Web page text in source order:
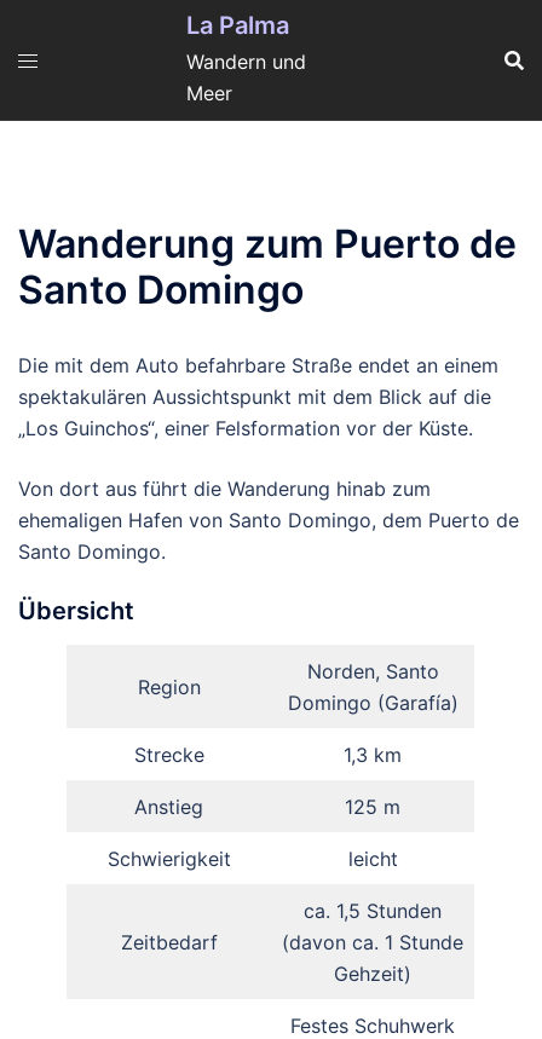
La Palma
Wandern und
Meer
Wanderung zum Puerto de
Santo Domingo
Die mit dem Auto befahrbare Straße endet an einem
spektakulären Aussichtspunkt mit dem Blick auf die
„Los Guinchos“, einer Felsformation vor der Küste.
Von dort aus führt die Wanderung hinab zum
ehemaligen Hafen von Santo Domingo, dem Puerto de
Santo Domingo.
Übersicht
Region
Norden, Santo
Domingo (Garafía)
Strecke 1,3 km
Anstieg 125 m
Schwierigkeit leicht
Zeitbedarf
ca. 1,5 Stunden
(davon ca. 1 Stunde
Gehzeit)
Festes Schuhwerk